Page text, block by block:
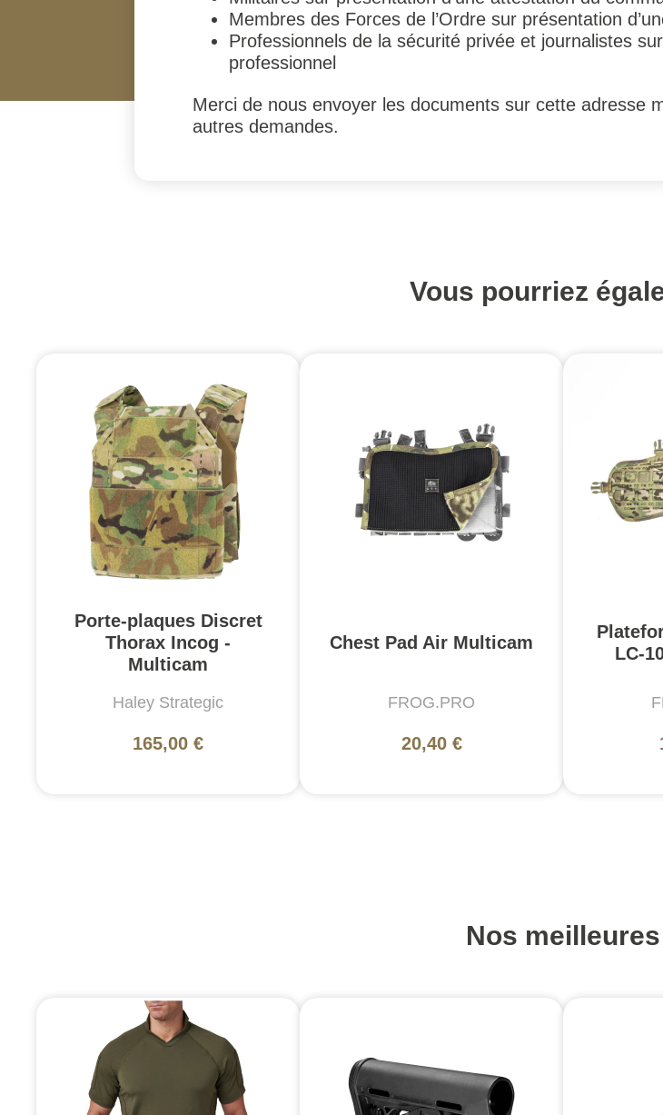
Membres des Forces de l’Ordre sur présentation
Professionnels de la sécurité privée et journalistes
professionnel
Merci de nous envoyer les documents sur cette adresse
autres demandes.
Vous pourriez
Porte-plaques Discret
Thorax Incog -
Multicam
Haley Strategic
165,00 €
Chest Pad Air Multicam
FROG.PRO
20,40 €
LC-
Nos meilleures